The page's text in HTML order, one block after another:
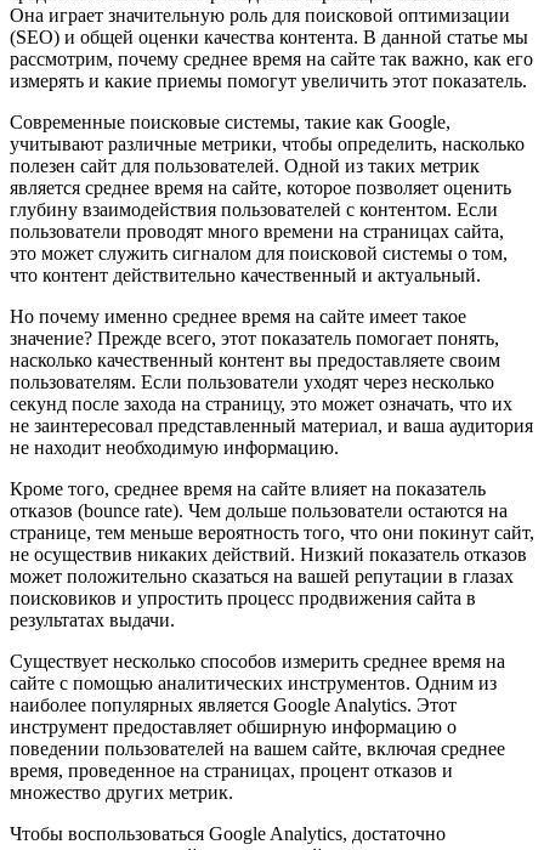
Она играет значительную роль для поисковой оптимизации
(SEO) и общей оценки качества контента. В данной статье мы
рассмотрим, почему среднее время на сайте так важно, как его
измерять и какие приемы помогут увеличить этот показатель.
Современные поисковые системы, такие как Google,
учитывают различные метрики, чтобы определить, насколько
полезен сайт для пользователей. Одной из таких метрик
является среднее время на сайте, которое позволяет оценить
глубину взаимодействия пользователей с контентом. Если
пользователи проводят много времени на страницах сайта,
это может служить сигналом для поисковой системы о том,
что контент действительно качественный и актуальный.
Но почему именно среднее время на сайте имеет такое
значение? Прежде всего, этот показатель помогает понять,
насколько качественный контент вы предоставляете своим
пользователям. Если пользователи уходят через несколько
секунд после захода на страницу, это может означать, что их
не заинтересовал представленный материал, и ваша аудитория
не находит необходимую информацию.
Кроме того, среднее время на сайте влияет на показатель
отказов (bounce rate). Чем дольше пользователи остаются на
странице, тем меньше вероятность того, что они покинут сайт,
не осуществив никаких действий. Низкий показатель отказов
может положительно сказаться на вашей репутации в глазах
поисковиков и упростить процесс продвижения сайта в
результатах выдачи.
Существует несколько способов измерить среднее время на
сайте с помощью аналитических инструментов. Одним из
наиболее популярных является Google Analytics. Этот
инструмент предоставляет обширную информацию о
поведении пользователей на вашем сайте, включая среднее
время, проведенное на страницах, процент отказов и
множество других метрик.
Чтобы воспользоваться Google Analytics, достаточно